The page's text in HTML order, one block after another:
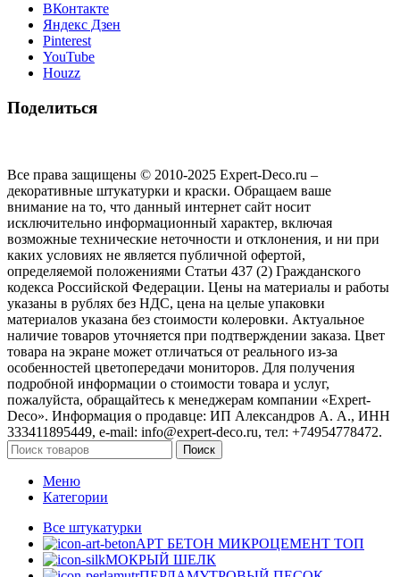
ВКонтакте
Яндекс Дзен
Pinterest
YouTube
Houzz
Поделиться
Все права защищены © 2010-2025 Expert-Deco.ru –
декоративные штукатурки и краски. Обращаем ваше
внимание на то, что данный интернет сайт носит
исключительно информационный характер, включая
возможные технические неточности и отклонения, и ни при
каких условиях не является публичной офертой,
определяемой положениями Статьи 437 (2) Гражданского
кодекса Российской Федерации. Цены на материалы и работы
указаны в рублях без НДС, цена на целые упаковки
материалов указана без стоимости колеровки. Актуальное
наличие товаров уточняется при подтверждении заказа. Цвет
товара на экране может отличаться от реального из‑за
особенностей цветопередачи мониторов. Для получения
подробной информации о стоимости товара и услуг,
пожалуйста, обращайтесь к менеджерам компании «Expert-
Deco». Информация о продавце: ИП Александров А. А., ИНН
333411895449, e-mail: info@expert-deco.ru, тел: +74954778472.
Поиск
Меню
Категории
Все штукатурки
АРТ БЕТОН МИКРОЦЕМЕНТ ТОП
МОКРЫЙ ШЕЛК